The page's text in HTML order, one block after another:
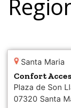
Santa Maria
Confort
Plaza de Son
07320 Santa